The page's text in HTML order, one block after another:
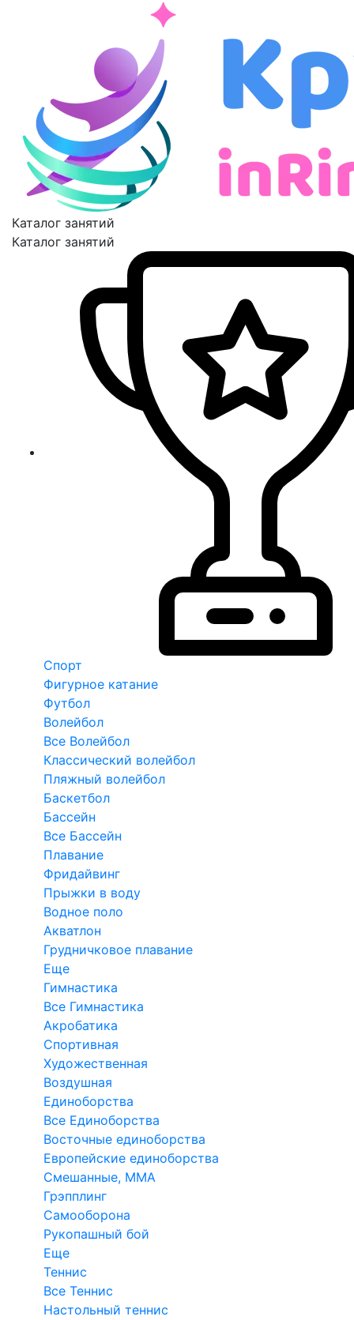
Каталог занятий
Каталог занятий
Спорт
Фигурное катание
Футбол
Волейбол
Все Волейбол
Классический волейбол
Пляжный волейбол
Баскетбол
Бассейн
Все Бассейн
Плавание
Фридайвинг
Прыжки в воду
Водное поло
Акватлон
Грудничковое плавание
Еще
Гимнастика
Все Гимнастика
Акробатика
Спортивная
Художественная
Воздушная
Единоборства
Все Единоборства
Восточные единоборства
Европейские единоборства
Смешанные, ММА
Грэпплинг
Самооборона
Рукопашный бой
Еще
Теннис
Все Теннис
Настольный теннис